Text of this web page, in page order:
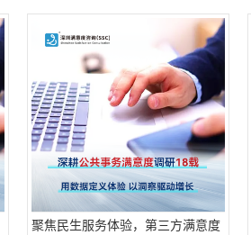
聚焦民生服务体验，第三方满意度